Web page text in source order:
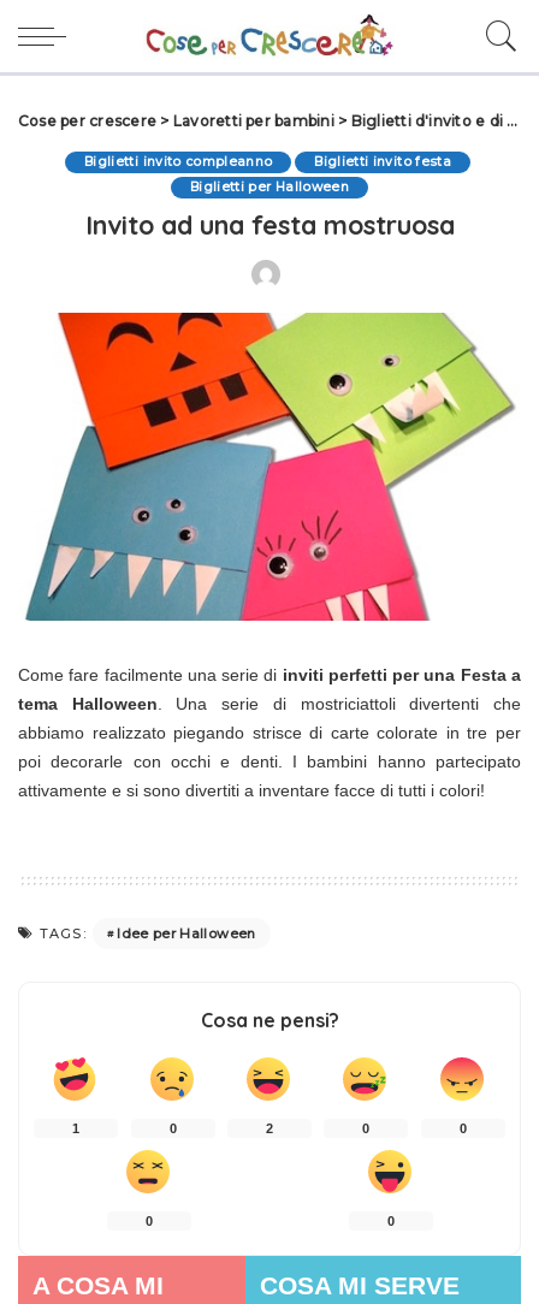
Cose per crescere > Lavoretti per bambini> Biglietti d'invito e di auguri
Biglietti invito compleanno
Biglietti invito festa
Biglietti per Halloween
Invito ad una festa mostruosa
Come fare facilmente una serie di inviti perfetti per una Festa a
tema Halloween. Una serie di mostriciattoli divertenti che
abbiamo realizzato piegando strisce di carte colorate in tre per
poi decorarle con occhi e denti. I bambini hanno partecipato
attivamente e si sono divertiti a inventare facce di tutti i colori!
TAGS: Idee per Halloween
Cosa ne pensi?
1 0 2 0 0
0 0
A COSA MI
COSA MI SERVE